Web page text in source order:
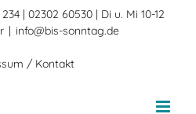
| 02302 60530 | Di u. Mi 10-12
| info@bis-sonntag.de
/ Kontakt